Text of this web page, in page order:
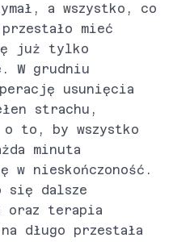
a wszystko, co
mieć
już tylko
W grudniu
usunięcia
strachu,
to, by wszystko
minuta
w nieskończoność.
się dalsze
oraz terapia
długo przestała